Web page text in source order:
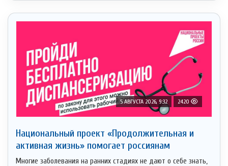
5 АВГУСТА 2026, 9:32 2420
Национальный проект «Продолжительная и
активная жизнь» помогает россиянам
Многие заболевания на ранних стадиях не дают о себе знать,